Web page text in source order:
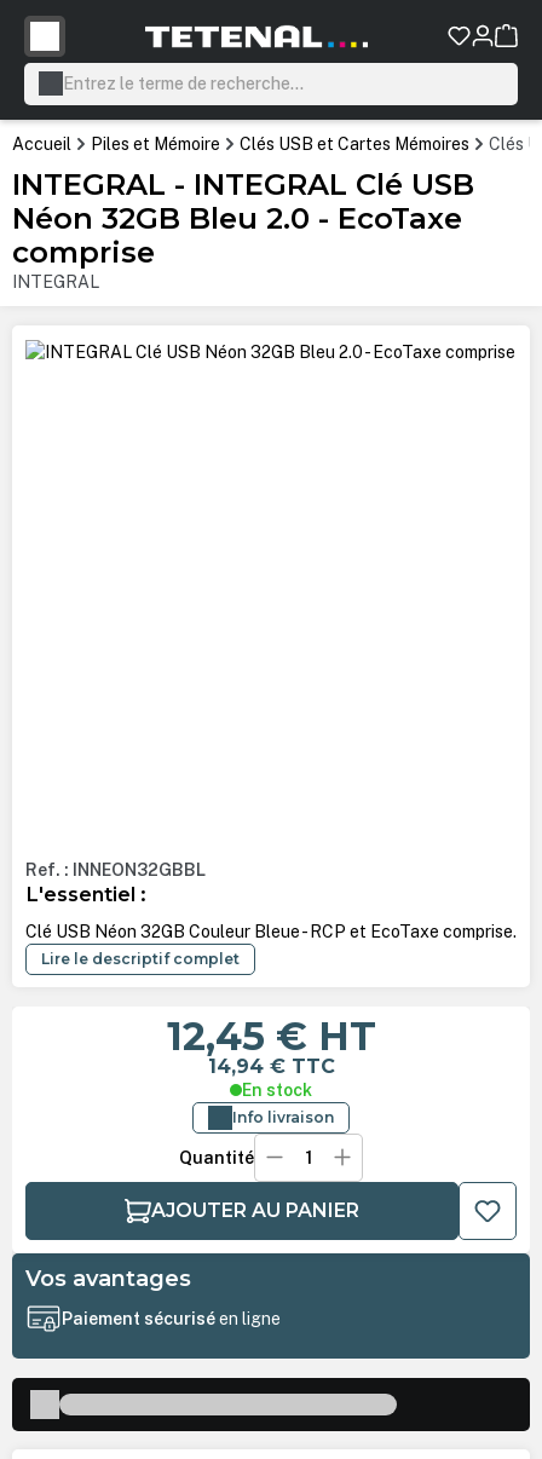
principal
Accueil Piles et Mémoire Clés USB et Cartes Mémoires Clés
INTEGRAL - INTEGRAL Clé USB
Néon 32GB Bleu 2.0 - EcoTaxe
comprise
INTEGRAL
Ignorer la galerie d'images
Ref. : INNEON32GBBL
L'essentiel :
Clé USB Néon 32GB Couleur Bleue - RCP et EcoTaxe comprise.
Lire le descriptif complet
12,45 € HT
14,94 € TTC
En stock
Info livraison
Quantité
AJOUTER AU PANIER
Vos avantages
Paiement sécuriséen ligne